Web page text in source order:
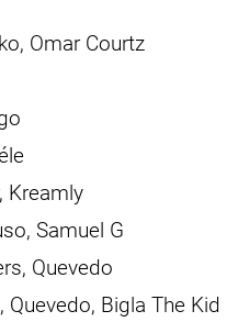
Omar Courtz
Kreamly
Samuel G
Quevedo
Quevedo, Bigla The Kid